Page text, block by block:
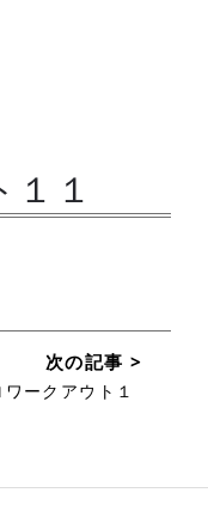
１
ワークアウト１